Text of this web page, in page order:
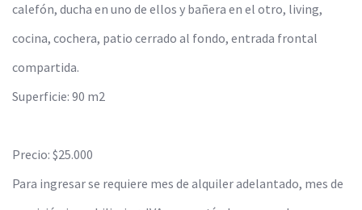
calefón, ducha en uno de ellos y bañera en el otro, living,
cocina, cochera, patio cerrado al fondo, entrada frontal
compartida.
Superficie: 90 m2
Precio: $25.000
Para ingresar se requiere mes de alquiler adelantado, mes de